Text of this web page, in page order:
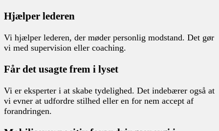
Hjælper lederen
Vi hjælper lederen, der møder personlig modstand​. Det gør
vi med supervision eller coaching.
Får det usagte frem i lyset
Vi er eksperter i at skabe tydelighed. Det indebærer også at
vi evner at udfordre stilhed eller en for nem accept af
forandringen.